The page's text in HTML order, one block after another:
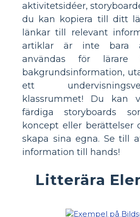
aktivitetsidéer,
du kan kopiera till ditt
länkar till relevant
artiklar är inte bara
användas för
bakgrundsinformation,
ett
klassrummet! Du kan
färdiga storyboards
koncept eller berättelser
skapa sina egna. Se till
information till hands!
Litterära